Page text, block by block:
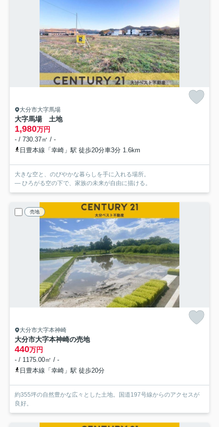
大分市大字馬場
大字馬場 土地
1,980万円
- / 730.37㎡ / -
日豊本線「幸崎」駅 徒歩20分車3分 1.6km
大きな空と、のびやかな暮らしを手に入れる場所。
― ひろがる空の下で、家族の未来が自由に描ける。
売地
大分市大字本神崎
大分市大字本神崎の売地
440万円
- / 1175.00㎡ / -
日豊本線「幸崎」駅 徒歩20分
約355坪の自然豊かな広々とした土地。国道197号線からのアクセスが
良好。